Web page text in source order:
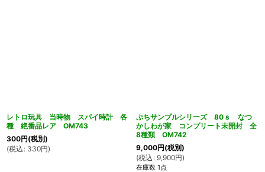
レトロ玩具 当時物 スパイ時計 各
種 絶番品レア OM743
300円(税別)
(税込 : 330円)
ぷちサンプルシリーズ 80ｓ なつ
かしわが家 コンプリート未開封 全
8種類 OM742
9,000円(税別)
(税込 : 9,900円)
在庫数 1点